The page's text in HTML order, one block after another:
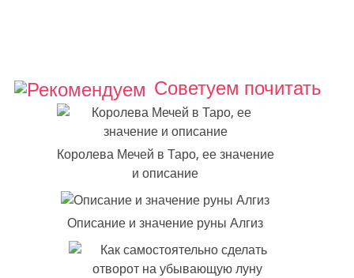
Советуем почитать
Королева Мечей в Таро, ее значение
и описание
Описание и значение руны Алгиз